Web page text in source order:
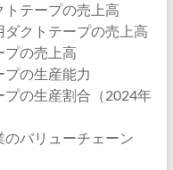
トテープの売上高
ダクトテープの売上高
プの売上高
プの生産能力
プの生産割合（2024年
のバリューチェーン